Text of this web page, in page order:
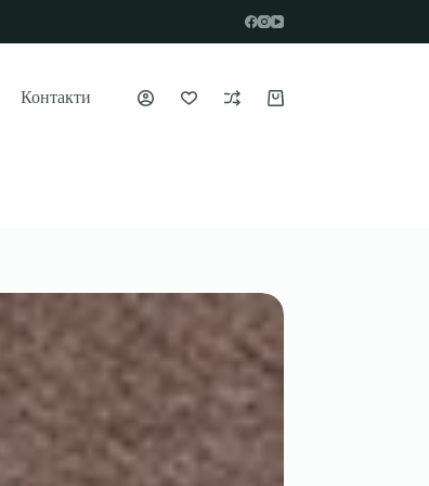
Контакти Кошик